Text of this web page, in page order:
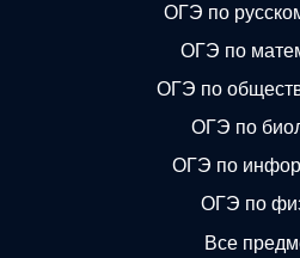
ОГЭ по
ОГЭ по
ОГЭ по
ОГЭ по
ОГЭ по
ОГЭ по
Все